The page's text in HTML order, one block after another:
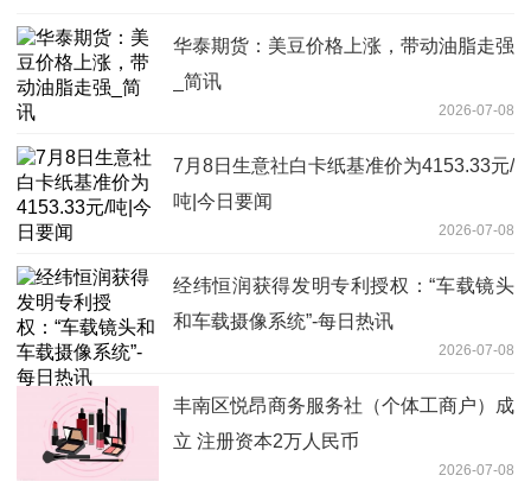
华泰期货：美豆价格上涨，带动油脂走强
_简讯
2026-07-08
7月8日生意社白卡纸基准价为4153.33元/
吨|今日要闻
2026-07-08
经纬恒润获得发明专利授权：“车载镜头
和车载摄像系统”-每日热讯
2026-07-08
丰南区悦昂商务服务社（个体工商户）成
立 注册资本2万人民币
2026-07-08